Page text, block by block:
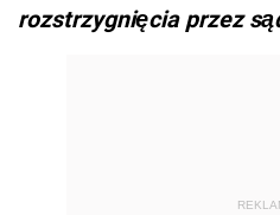
rozstrzygnięcia przez